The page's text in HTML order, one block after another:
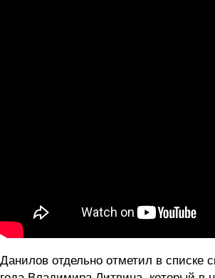
Данилов отдельно отметил в списке